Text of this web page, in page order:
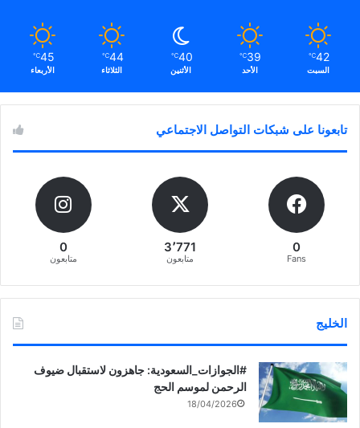
42
℃
السبت
39
℃
الأحد
40
℃
الأثنين
44
℃
الثلاثاء
45
℃
الأربعاء
تابعونا على شبكات التواصل الاجتماعي
0
Fans
3٬771
متابعون
0
متابعون
الخليج
‏‎#الجوازات_السعودية: جاهزون لاستقبال ضيوف
الرحمن لموسم الحج
18/04/2026